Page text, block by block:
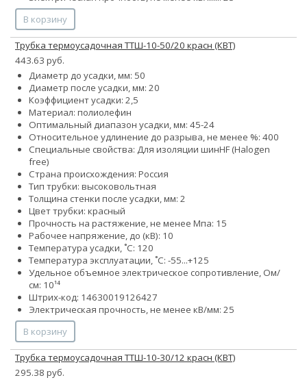
В корзину
Трубка термоусадочная ТТШ-10-50/20 красн (КВТ)
443.63 руб.
Диаметр до усадки, мм: 50
Диаметр после усадки, мм: 20
Коэффициент усадки: 2,5
Материал: полиолефин
Оптимальный диапазон усадки, мм: 45-24
Относительное удлинение до разрыва, не менее %: 400
Специальные свойства: Для изоляции шинHF (Halogen
free)
Страна происхождения: Россия
Тип трубки: высоковольтная
Толщина стенки после усадки, мм: 2
Цвет трубки: красный
Прочность на растяжение, не менее Мпа: 15
Рабочее напряжение, до (кВ): 10
Температура усадки, ˚С: 120
Температура эксплуатации, ˚С: -55...+125
Удельное объемное электрическое сопротивление, Ом/
см: 10¹⁴
Штрих-код: 14630019126427
Электрическая прочность, не менее кВ/мм: 25
В корзину
Трубка термоусадочная ТТШ-10-30/12 красн (КВТ)
295.38 руб.